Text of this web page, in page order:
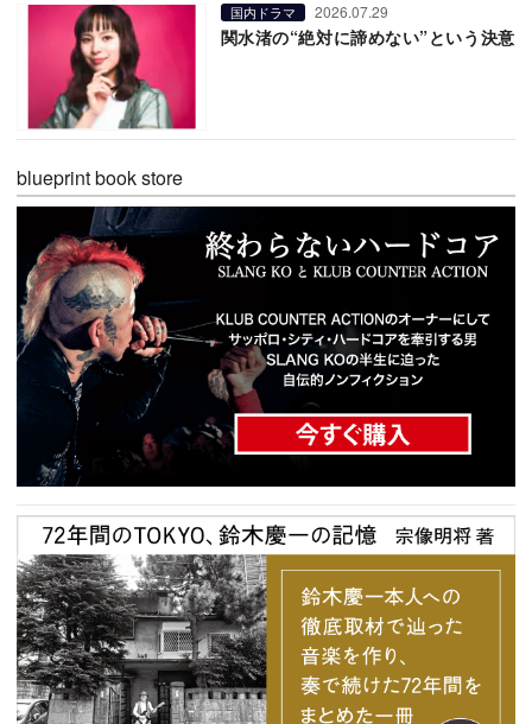
国内ドラマ 2026.07.29
関水渚の“絶対に諦めない”という決意
blueprint book store